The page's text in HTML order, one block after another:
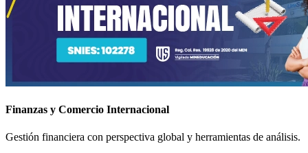
Finanzas y Comercio Internacional
Gestión financiera con perspectiva global y herramientas de análisis.